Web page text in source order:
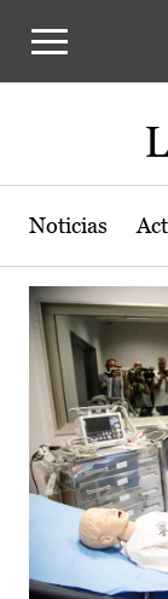
Noticias